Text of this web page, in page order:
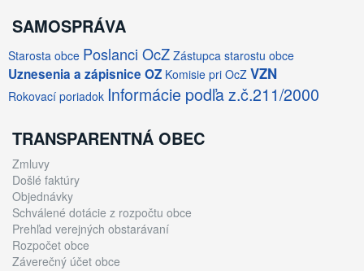
SAMOSPRÁVA
Starosta obce Poslanci OcZ Zástupca starostu obce
Uznesenia a zápisnice OZ Komisie pri OcZ VZN
Rokovací poriadok Informácie podľa z.č.211/2000
TRANSPARENTNÁ OBEC
Zmluvy
Došlé faktúry
Objednávky
Schválené dotácie z rozpočtu obce
Prehľad verejných obstarávaní
Rozpočet obce
Záverečný účet obce